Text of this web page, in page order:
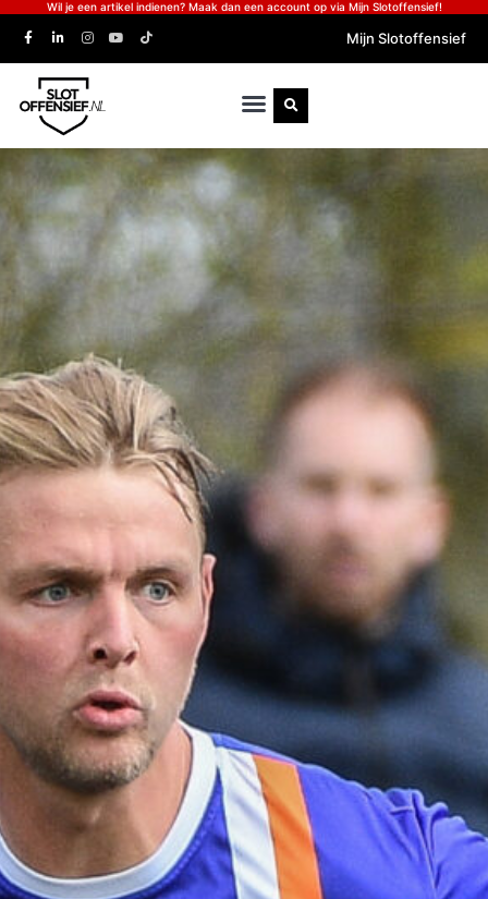
Wil je een artikel indienen? Maak dan een account op via Mijn Slotoffensief!
Mijn Slotoffensief